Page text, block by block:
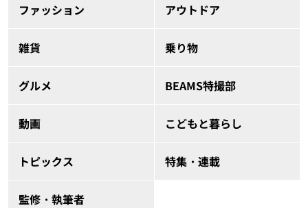
ファッション アウトドア
雑貨 乗り物
グルメ BEAMS特撮部
動画 こどもと暮らし
トピックス 特集・連載
監修・執筆者